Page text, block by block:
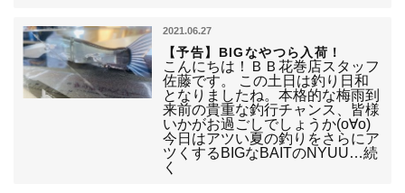
2021.06.27
【予告】BIGなやつら入荷！
こんにちは！ＢＢ花巻店スタッフ
佐藤です。 この土日は釣り日和
となりましたね。本格的な梅雨到
来前の貴重な釣行チャンス、皆様
いかがお過ごしでしょうか(o∀o)
今日はアツい夏の釣りをさらにア
ツくするBIGなBAITのNYUU…続
く